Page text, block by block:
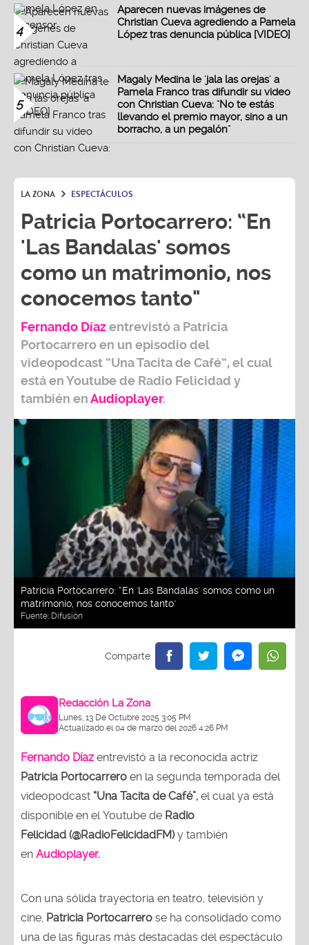
4
Aparecen nuevas imágenes de
Christian Cueva agrediendo a Pamela
López tras denuncia pública [VIDEO]
5
Magaly Medina le 'jala las orejas' a
Pamela Franco tras difundir su video
con Christian Cueva: "No te estás
llevando el premio mayor, sino a un
borracho, a un pegalón"
LA ZONA ESPECTÁCULOS
Patricia Portocarrero: “En
'Las Bandalas' somos
como un matrimonio, nos
conocemos tanto"
Fernando Díazentrevistó a Patricia
Portocarreroen un episodio del
videopodcast “Una Tacita de Café”, el cual
está en Youtube de Radio Felicidad y
también enAudioplayer.
Patricia Portocarrero: “En 'Las Bandalas' somos como un
matrimonio, nos conocemos tanto"
Fuente: Difusión
Redacción La Zona
Lunes, 13 De Octubre 2025 3:05 PM
Actualizado el 04 de marzo del 2026 4:26 PM
Fernando Díaz entrevistó a la reconocida actriz
Patricia Portocarrero en la segunda temporada del
videopodcast “Una Tacita de Café”, el cual ya está
disponible en el Youtube de Radio
Felicidad (@RadioFelicidadFM)y también
en Audioplayer.
Con una sólida trayectoria en teatro, televisión y
cine, Patricia Portocarrero se ha consolidado como
una de las figuras más destacadas del espectáculo